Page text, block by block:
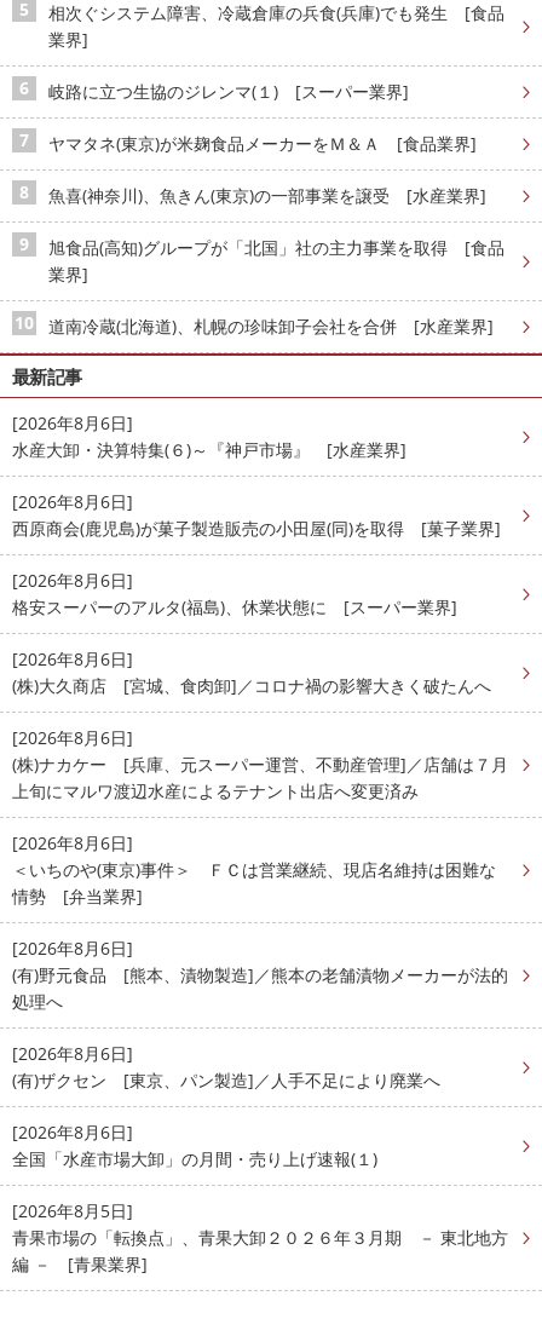
相次ぐシステム障害、冷蔵倉庫の兵食(兵庫)でも発生 [食品
業界]
岐路に立つ生協のジレンマ(１) [スーパー業界]
ヤマタネ(東京)が米麹食品メーカーをＭ＆Ａ [食品業界]
魚喜(神奈川)、魚きん(東京)の一部事業を譲受 [水産業界]
旭食品(高知)グループが「北国」社の主力事業を取得 [食品
業界]
道南冷蔵(北海道)、札幌の珍味卸子会社を合併 [水産業界]
最新記事
[2026年8月6日]
水産大卸・決算特集(６)～『神戸市場』 [水産業界]
[2026年8月6日]
西原商会(鹿児島)が菓子製造販売の小田屋(同)を取得 [菓子業界]
[2026年8月6日]
格安スーパーのアルタ(福島)、休業状態に [スーパー業界]
[2026年8月6日]
(株)大久商店 [宮城、食肉卸]／コロナ禍の影響大きく破たんへ
[2026年8月6日]
(株)ナカケー [兵庫、元スーパー運営、不動産管理]／店舗は７月
上旬にマルワ渡辺水産によるテナント出店へ変更済み
[2026年8月6日]
＜いちのや(東京)事件＞ ＦＣは営業継続、現店名維持は困難な
情勢 [弁当業界]
[2026年8月6日]
(有)野元食品 [熊本、漬物製造]／熊本の老舗漬物メーカーが法的
処理へ
[2026年8月6日]
(有)ザクセン [東京、パン製造]／人手不足により廃業へ
[2026年8月6日]
全国「水産市場大卸」の月間・売り上げ速報(１)
[2026年8月5日]
青果市場の「転換点」、青果大卸２０２６年３月期 － 東北地方
編 － [青果業界]